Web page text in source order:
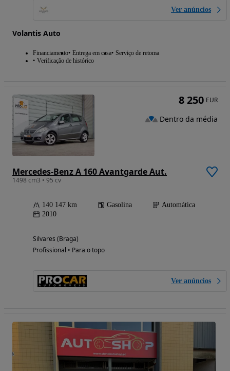
Ver anúncios
Volantis Auto
Financiamento Entrega em casa Serviço de retoma
Verificação de histórico
Mercedes-Benz A 160 Avantgarde Aut.
1498 cm3 • 95 cv
140 147 km Gasolina
Automática
2010
Silvares (Braga)
Profissional • Para o topo
Ver anúncios
8 250 EUR
Dentro da média